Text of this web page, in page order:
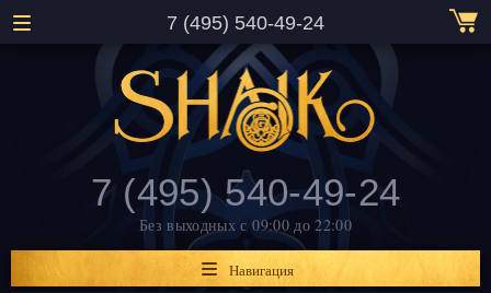
7 (495) 540-49-24
7 (495) 540-49-24
Без выходныхс 09:00 до 22:00
Навигация